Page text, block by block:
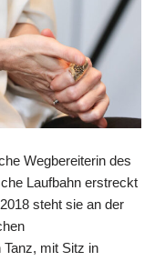
Wegbereiterin des
Laufbahn erstreckt
steht sie an der
mit Sitz in